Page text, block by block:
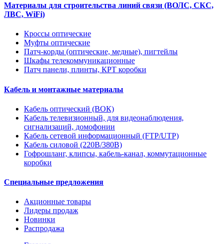
Материалы для строительства линий связи (ВОЛС, СКС,
ЛВС, WiFi)
Кроссы оптические
Муфты оптические
Патч-корды (оптические, медные), пигтейлы
Шкафы телекоммуникационные
Патч панели, плинты, КРТ коробки
Кабель и монтажные материалы
Кабель оптический (ВОК)
Кабель телевизионный, для видеонаблюдения,
сигнализаций, домофонии
Кабель сетевой информационный (FTP/UTP)
Кабель силовой (220В/380В)
Гофрошланг, клипсы, кабель-канал, коммутационные
коробки
Специальные предложения
Акционные товары
Лидеры продаж
Новинки
Распродажа